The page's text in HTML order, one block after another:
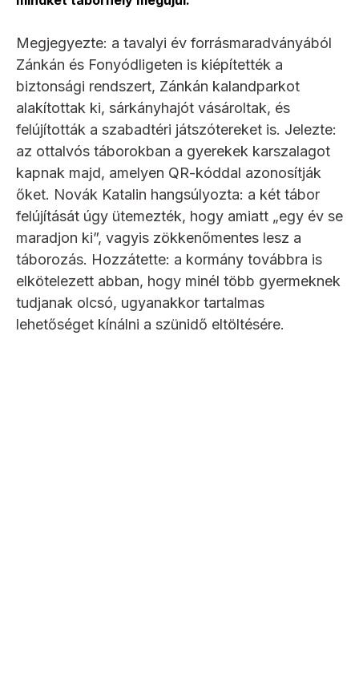
Megjegyezte: a tavalyi év forrásmaradványából
Zánkán és Fonyódligeten is kiépítették a
biztonsági rendszert, Zánkán kalandparkot
alakítottak ki, sárkányhajót vásároltak, és
felújították a szabadtéri játszótereket is. Jelezte:
az ottalvós táborokban a gyerekek karszalagot
kapnak majd, amelyen QR-kóddal azonosítják
őket. Novák Katalin hangsúlyozta: a két tábor
felújítását úgy ütemezték, hogy amiatt „egy év se
maradjon ki”, vagyis zökkenőmentes lesz a
táborozás. Hozzátette: a kormány továbbra is
elkötelezett abban, hogy minél több gyermeknek
tudjanak olcsó, ugyanakkor tartalmas
lehetőséget kínálni a szünidő eltöltésére.